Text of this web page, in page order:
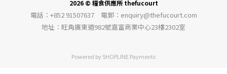
2026 © 糧食供應所 thefucourt
電話︰+852 91507637 電郵︰enquiry@thefucourt.com
地址︰旺角廣東道982號嘉富商業中心23樓2302室
Powered bySHOPLINE Payments